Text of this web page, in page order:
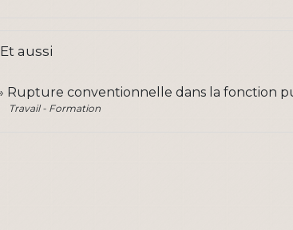
Et aussi
Rupture conventionnelle dans la fonction
Travail - Formation